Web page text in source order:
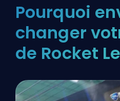
Pourquoi
changer
de Rocket